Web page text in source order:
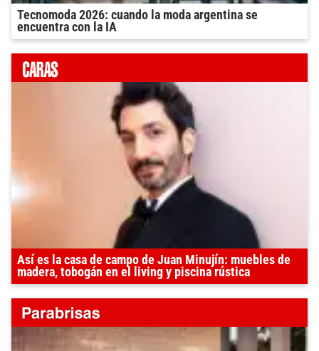
Tecnomoda 2026: cuando la moda argentina se
encuentra con la IA
Así es la casa de campo de Juan Minujín: muebles de
madera, tobogán en el living y piscina rústica